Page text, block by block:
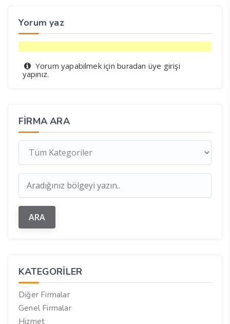
Yorum yaz
Yorum yapabilmek içinburadan üye girişi
yapınız.
FIRMA ARA
KATEGORILER
Diğer Firmalar
Genel Firmalar
Hizmet